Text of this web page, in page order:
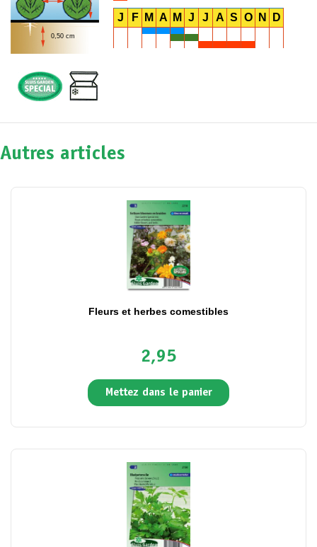
0,50 cm
J F M A M J J A S O N D
Autres articles
Fleurs et herbes comestibles
2,95
Mettez dans le panier